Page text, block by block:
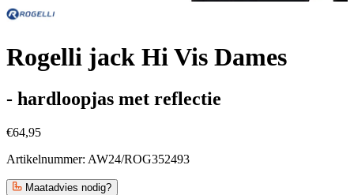
Rogelli jack Hi Vis Dames
- hardloopjas met reflectie
€64,95
Artikelnummer: AW24/ROG352493
Maatadvies nodig?